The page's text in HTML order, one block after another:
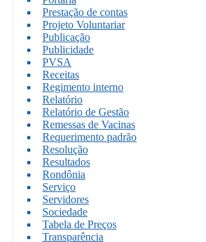
Prestação de contas
Projeto Voluntariar
Publicação
Publicidade
PVSA
Receitas
Regimento interno
Relatório
Relatório de Gestão
Remessas de Vacinas
Requerimento padrão
Resolução
Resultados
Rondônia
Serviço
Servidores
Sociedade
Tabela de Preços
Transparência